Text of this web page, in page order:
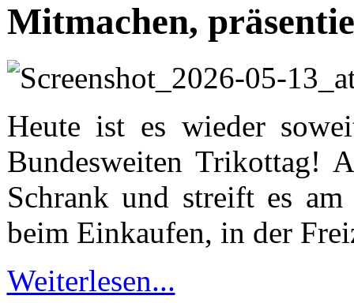
Mitmachen,
Heute ist es wieder
Bundesweiten Trikottag!
Schrank und streift es
beim Einkaufen, in der
Weiterlesen...